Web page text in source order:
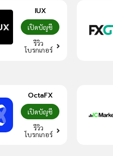
IUX
เปิดบัญชี
รีวิว
โบรกเกอร์
OctaFX
เปิดบัญชี
รีวิว
โบรกเกอร์